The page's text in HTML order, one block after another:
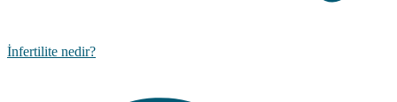
İnfertilite nedir?